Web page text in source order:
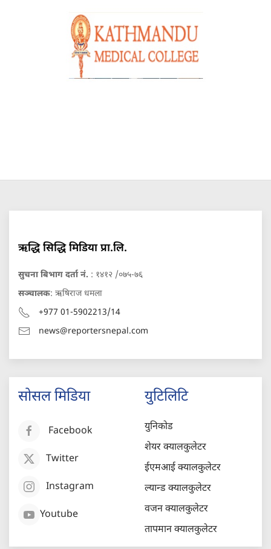
ऋद्धि सिद्धि मिडिया प्रा.लि.
सुचना बिभाग दर्ता नं. : १४१२ /०७५-७६
सञ्चालक: ऋषिराज धमला
+977 01-5902213/14
news@reportersnepal.com
सोसल मिडिया
Facebook
Twitter
Instagram
Youtube
युटिलिटि
युनिकोड
शेयर क्यालकुलेटर
ईएमआई क्यालकुलेटर
ल्यान्ड क्यालकुलेटर
वजन क्यालकुलेटर
तापमान क्यालकुलेटर